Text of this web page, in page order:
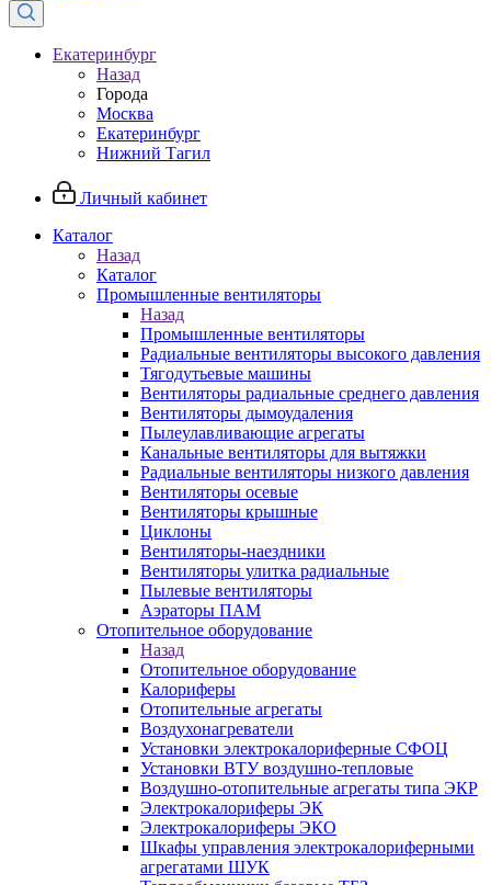
Екатеринбург
Назад
Города
Москва
Екатеринбург
Нижний Тагил
Личный кабинет
Каталог
Назад
Каталог
Промышленные вентиляторы
Назад
Промышленные вентиляторы
Радиальные вентиляторы высокого давления
Тягодутьевые машины
Вентиляторы радиальные среднего давления
Вентиляторы дымоудаления
Пылеулавливающие агрегаты
Канальные вентиляторы для вытяжки
Радиальные вентиляторы низкого давления
Вентиляторы осевые
Вентиляторы крышные
Циклоны
Вентиляторы-наездники
Вентиляторы улитка радиальные
Пылевые вентиляторы
Аэраторы ПАМ
Отопительное оборудование
Назад
Отопительное оборудование
Калориферы
Отопительные агрегаты
Воздухонагреватели
Установки электрокалориферные СФОЦ
Установки ВТУ воздушно-тепловые
Воздушно-отопительные агрегаты типа ЭКР
Электрокалориферы ЭК
Электрокалориферы ЭКО
Шкафы управления электрокалориферными
агрегатами ШУК